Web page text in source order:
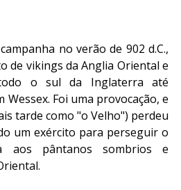
no verão de 902 d.C.,
de vikings da Anglia Oriental e
o sul da Inglaterra até
Wessex. Foi uma provocação, e
tarde como "o Velho") perdeu
um exército para perseguir o
aos pântanos sombrios e